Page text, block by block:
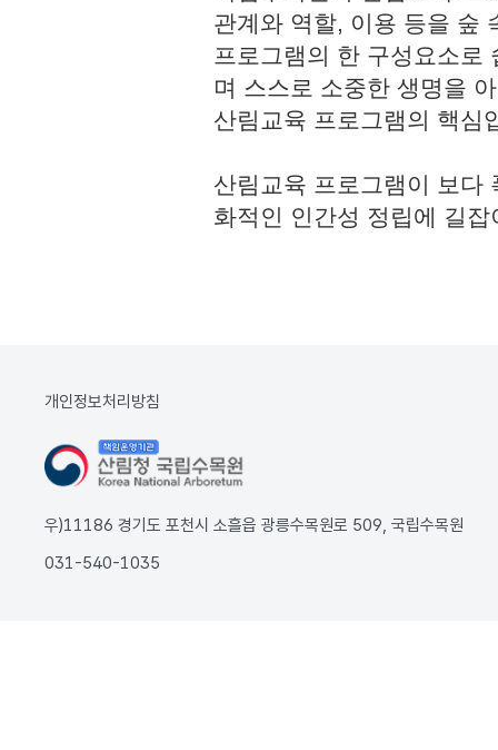
관계와 역할, 이용 등을 숲
프로그램의 한 구성요소로
며 스스로 소중한 생명을
산림교육 프로그램의 핵심
산림교육 프로그램이 보다
화적인 인간성 정립에 길
개인정보처리방침
우)11186 경기도 포천시 소흘읍 광릉수목원로 509, 국립수목원
031-540-1035